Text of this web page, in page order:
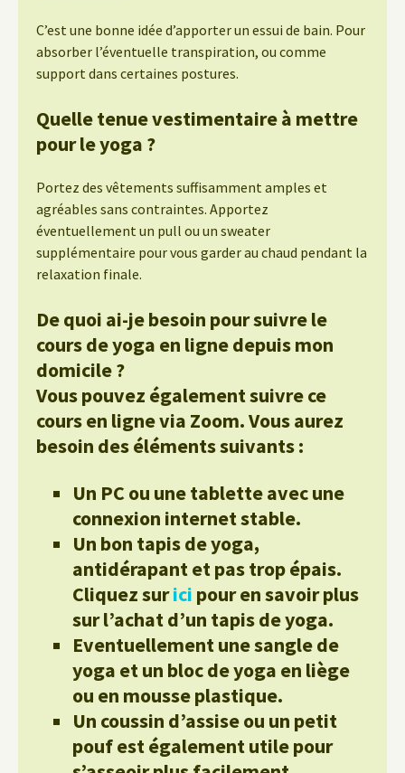
C’est une bonne idée d’apporter un essui de bain. Pour
absorber l’éventuelle transpiration, ou comme
support dans certaines postures.
Quelle tenue vestimentaire à mettre
pour le yoga ?
Portez des vêtements suffisamment amples et
agréables sans contraintes. Apportez
éventuellement un pull ou un sweater
supplémentaire pour vous garder au chaud pendant la
relaxation finale.
De quoi ai-je besoin pour suivre le
cours de yoga en ligne depuis mon
domicile ?
Vous pouvez également suivre ce
cours en ligne via Zoom. Vous aurez
besoin des éléments suivants :
Un PC ou une tablette avec une
connexion internet stable.
Un bon tapis de yoga,
antidérapant et pas trop épais.
Cliquez surici pour en savoir plus
sur l’achat d’un tapis de yoga.
Eventuellement une sangle de
yoga et un bloc de yoga en liège
ou en mousse plastique.
Un coussin d’assise ou un petit
pouf est également utile pour